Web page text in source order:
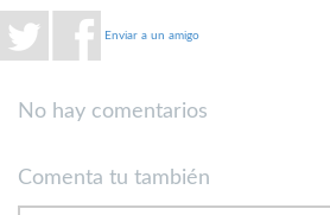
Enviar a un amigo
No hay comentarios
Comenta tu también